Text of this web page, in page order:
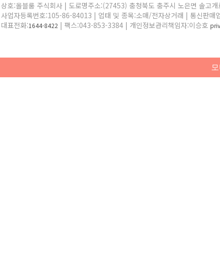
상호:올블룸 주식회사 | 도로명주소:(27453) 충청북도 충주시 노은면 솔고
사업자등록번호:105-86-84013 | 업태 및 종목:소매/전자상거래 | 통신판매
대표전화:1644-8422 | 팩스:043-853-3384 | 개인정보관리책임자:이승호